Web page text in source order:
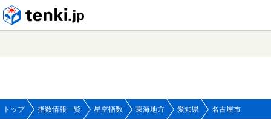
トップ 指数情報一覧 星空指数 東海地方 愛知県 名古屋市